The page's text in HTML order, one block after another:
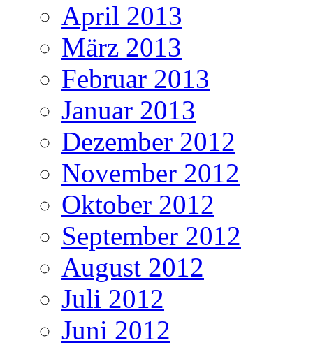
April 2013
März 2013
Februar 2013
Januar 2013
Dezember 2012
November 2012
Oktober 2012
September 2012
August 2012
Juli 2012
Juni 2012